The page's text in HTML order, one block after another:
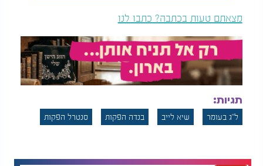
מצאתם טעות בכתבה? כתבו לנו
תגיות:
ל"ג בעומר שיא לייב בנדה הפקות סנטרל הפקות